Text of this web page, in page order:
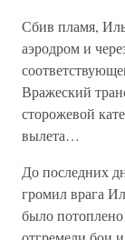
Сбив пламя,
аэродром и
Вражеский
сторожевой
вылета…
До последних
громил врага
было